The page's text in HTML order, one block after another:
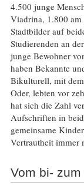
4.500 junge
Viadrina, 1.800
Stadtbilder auf
Studierenden an
junge Bewohner
haben Bekannte
Bikulturell, mit
Oder, lebten vor
hat sich die Zahl
Aufschriften in
gemeinsame
Vertrautheit immer
Vom bi-